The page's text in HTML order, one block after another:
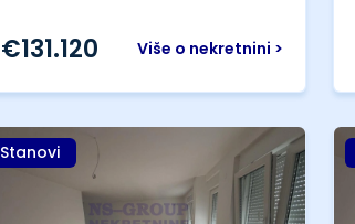
Više o nekretnini >
€131.120
Stanovi